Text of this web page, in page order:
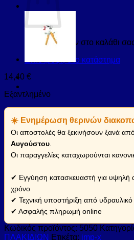
Κανένα προϊόν στο καλάθι
Επιστροφή στο κατάστημα
14,40 €
Εξαντλημένο
☀️ Ενημέρωση θερινών
Οι αποστολές θα ξεκινήσουν ξανά
Αυγούστου
Οι παραγγελίες καταχωρούνται
✔ Εγγύηση κατασκευαστή για υψηλή
χρόνο
✔ Τεχνική υποστήριξη από υδραυλικό
✔ Ασφαλής πληρωμή online
Κωδικός προϊόντος: 5050
ΠΛΑΚΙΔΙΩΝ Ετικέτα: imp-x